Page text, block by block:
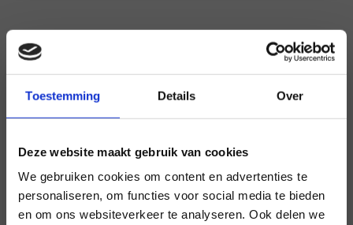
Toestemming Details Over
Deze website maakt gebruik van cookies
We gebruiken cookies om content en advertenties te
personaliseren, om functies voor social media te bieden
en om ons websiteverkeer te analyseren. Ook delen we
Adviespunt
Heb je een vraag over sociale veiligheid en
op met Het Adviespunt van School & Veiligheid.